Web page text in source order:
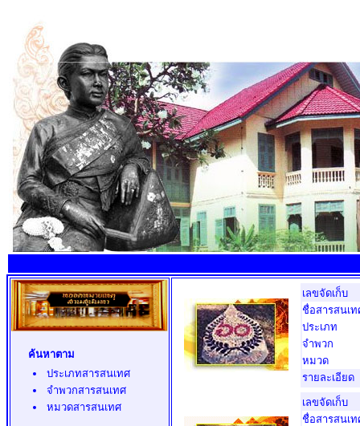
ค้นหาตาม
ประเภทสารสนเทศ
จำพวกสารสนเทศ
หมวดสารสนเทศ
เลขจัดเก็บ
ชื่อสารสนเท
ประเภท
จำพวก
หมวด
รายละเอียด
เลขจัดเก็บ
ชื่อสารสนเท